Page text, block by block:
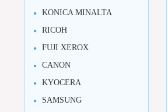
KONICA MINALTA
RICOH
FUJI XEROX
CANON
KYOCERA
SAMSUNG